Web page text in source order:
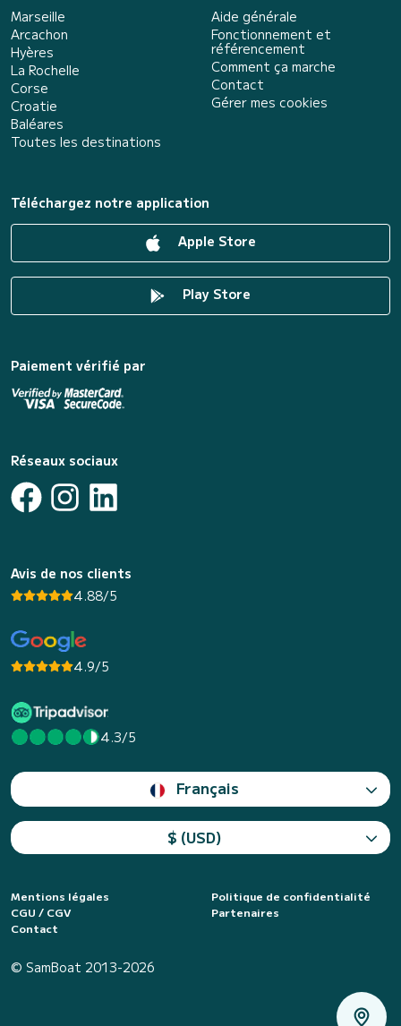
Marseille
Arcachon
Hyères
La Rochelle
Corse
Croatie
Baléares
Toutes les destinations
Aide générale
Fonctionnement et
référencement
Comment ça marche
Contact
Gérer mes cookies
Téléchargez notre application
Apple Store
Play Store
Paiement vérifié par
Réseaux sociaux
Avis de nos clients
4.88/5
4.9/5
4.3/5
Français
$ (USD)
Mentions légales
Politique de confidentialité
CGU / CGV
Partenaires
Contact
© SamBoat 2013-2026